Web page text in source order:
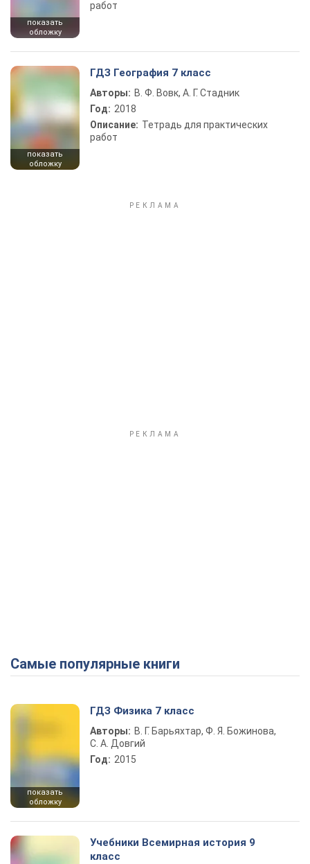
показать
обложку
работ
показать
обложку
ГДЗ География 7 класс
Авторы: В. Ф. Вовк, А. Г. Стадник
Год: 2018
Описание: Тетрадь для практических
работ
Самые популярные книги
показать
обложку
ГДЗ Физика 7 класс
Авторы: В. Г. Барьяхтар, Ф. Я. Божинова,
С. А. Довгий
Год: 2015
Учебники Всемирная история 9
класс